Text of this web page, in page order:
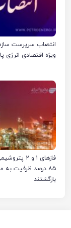
انتصاب سرپرست
ویژه اقتصادی انرژی
فازهای ۱ و ۲
۸۵ درصد ظرفیت به
بازگشتند